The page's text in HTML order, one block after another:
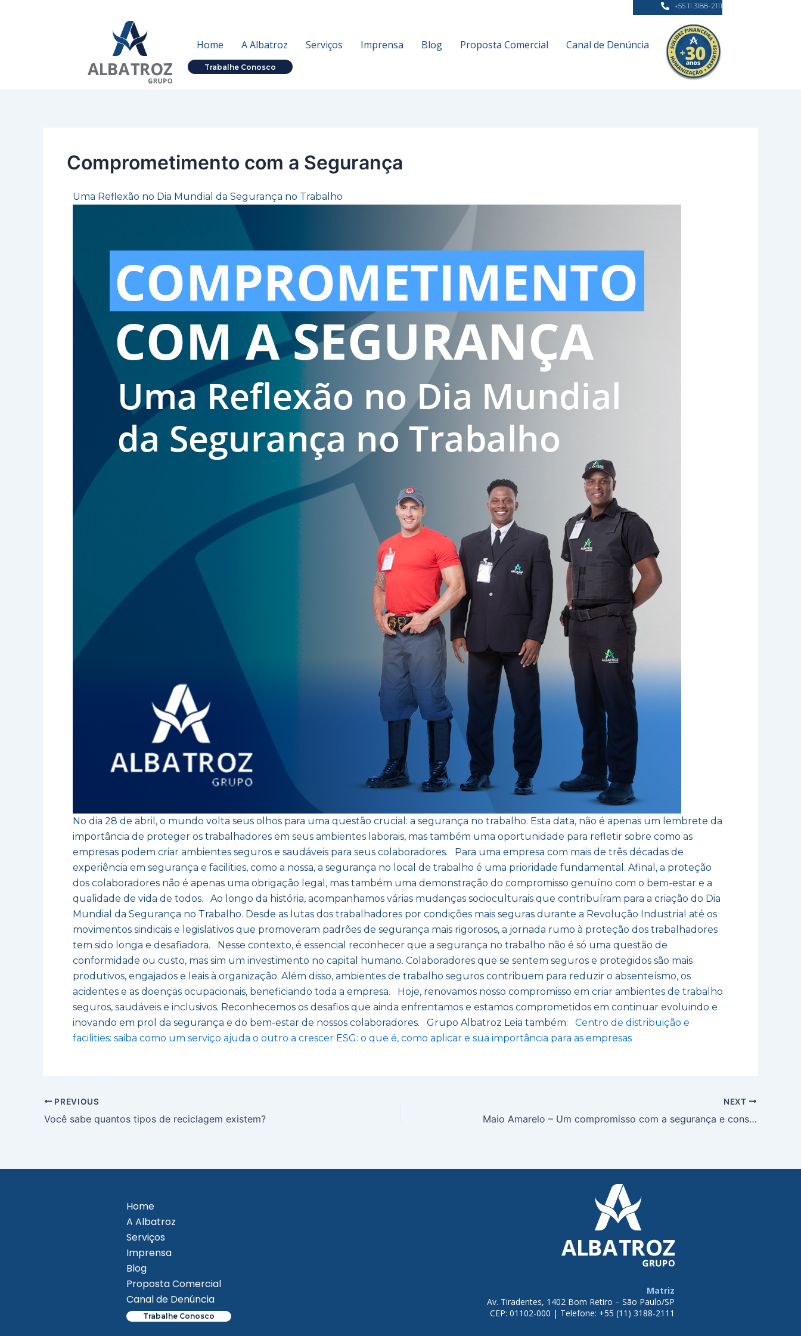
+55 11 3188-2111
Home A Albatroz Serviços Imprensa Blog Proposta Comercial Canal de Denúncia
Trabalhe Conosco
Comprometimento com a Segurança
Uma Reflexão no Dia Mundial da Segurança no Trabalho
No dia 28 de abril, o mundo volta seus olhos para uma questão crucial: a segurança no trabalho. Esta data, não é apenas um lembrete da
importância de proteger os trabalhadores em seus ambientes laborais, mas também uma oportunidade para refletir sobre como as
empresas podem criar ambientes seguros e saudáveis para seus colaboradores. Para uma empresa com mais de três décadas de
experiência em segurança e facilities, como a nossa, a segurança no local de trabalho é uma prioridade fundamental. Afinal, a proteção
dos colaboradores não é apenas uma obrigação legal, mas também uma demonstração do compromisso genuíno com o bem-estar e a
qualidade de vida de todos. Ao longo da história, acompanhamos várias mudanças socioculturais que contribuíram para a criação do Dia
Mundial da Segurança no Trabalho. Desde as lutas dos trabalhadores por condições mais seguras durante a Revolução Industrial até os
movimentos sindicais e legislativos que promoveram padrões de segurança mais rigorosos, a jornada rumo à proteção dos trabalhadores
tem sido longa e desafiadora. Nesse contexto, é essencial reconhecer que a segurança no trabalho não é só uma questão de
conformidade ou custo, mas sim um investimento no capital humano. Colaboradores que se sentem seguros e protegidos são mais
produtivos, engajados e leais à organização. Além disso, ambientes de trabalho seguros contribuem para reduzir o absenteísmo, os
acidentes e as doenças ocupacionais, beneficiando toda a empresa. Hoje, renovamos nosso compromisso em criar ambientes de trabalho
seguros, saudáveis e inclusivos. Reconhecemos os desafios que ainda enfrentamos e estamos comprometidos em continuar evoluindo e
inovando em prol da segurança e do bem-estar de nossos colaboradores. Grupo Albatroz Leia também: Centro de distribuição e
facilities: saiba como um serviço ajuda o outro a crescer ESG: o que é, como aplicar e sua importância para as empresas
PREVIOUS
Você sabe quantos tipos de reciclagem existem?
NEXT
Maio Amarelo – Um compromisso com a segurança e conscientização!
Home
A Albatroz
Serviços
Imprensa
Blog
Proposta Comercial
Canal de Denúncia
Trabalhe Conosco
Matriz
Av. Tiradentes, 1402 Bom Retiro – São Paulo/SP
CEP: 01102-000 | Telefone: +55 (11) 3188-2111